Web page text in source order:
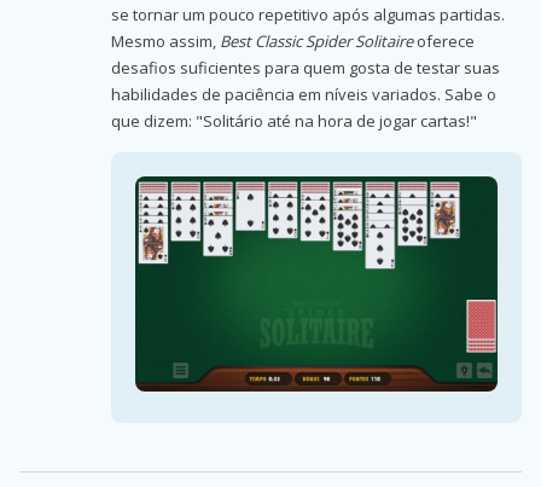
se tornar um pouco repetitivo após algumas partidas.
Mesmo assim, Best Classic Spider Solitaireoferece
desafios suficientes para quem gosta de testar suas
habilidades de paciência em níveis variados. Sabe o
que dizem: "Solitário até na hora de jogar cartas!"